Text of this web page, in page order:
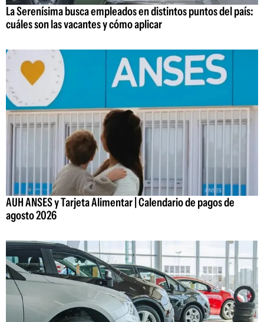
La Serenísima busca empleados en distintos puntos del país:
cuáles son las vacantes y cómo aplicar
AUH ANSES y Tarjeta Alimentar | Calendario de pagos de
agosto 2026